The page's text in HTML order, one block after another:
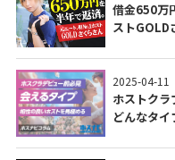
借金650万
ストGOLD
2025-04-11
ホストク
どんなタイ